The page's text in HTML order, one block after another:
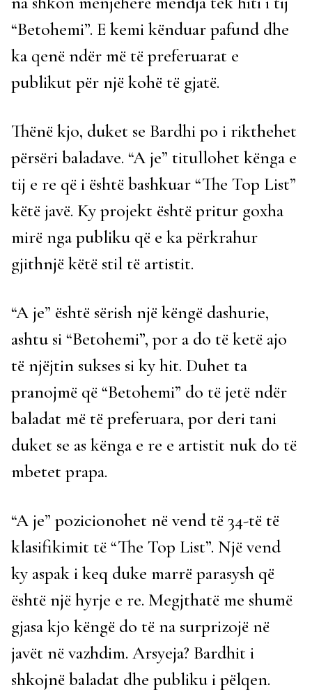
“Betohemi”. E kemi kënduar pafund dhe
ka qenë ndër më të preferuarat e
publikut për një kohë të gjatë.
Thënë kjo, duket se Bardhi po i rikthehet
përsëri baladave. “A je” titullohet kënga e
tij e re që i është bashkuar “The Top List”
këtë javë. Ky projekt është pritur goxha
mirë nga publiku që e ka përkrahur
gjithnjë këtë stil të artistit.
“A je” është sërish një këngë dashurie,
ashtu si “Betohemi”, por a do të ketë ajo
të njëjtin sukses si ky hit. Duhet ta
pranojmë që “Betohemi” do të jetë ndër
baladat më të preferuara, por deri tani
duket se as kënga e re e artistit nuk do të
mbetet prapa.
“A je” pozicionohet në vend të 34-të të
klasifikimit të “The Top List”. Një vend
ky aspak i keq duke marrë parasysh që
është një hyrje e re. Megjthatë me shumë
gjasa kjo këngë do të na surprizojë në
javët në vazhdim. Arsyeja? Bardhit i
shkojnë baladat dhe publiku i pëlqen.